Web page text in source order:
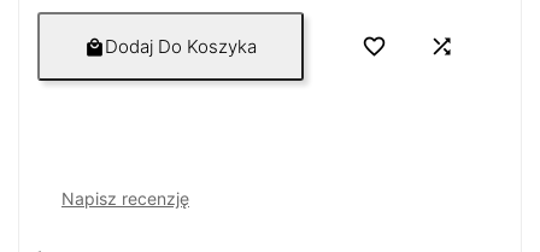
Dodaj Do Koszyka  
Napisz recenzję